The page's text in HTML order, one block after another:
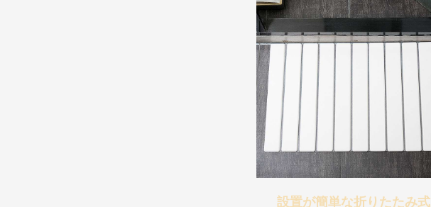
設置が簡単な折りたたみ式